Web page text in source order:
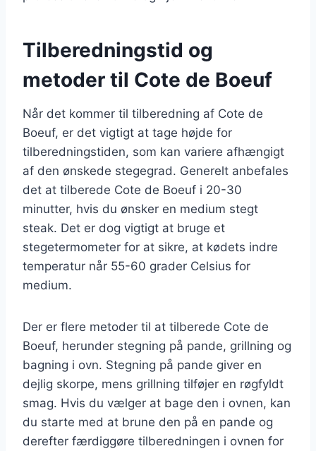
Tilberedningstid og
metoder til Cote de Boeuf
Når det kommer til tilberedning af Cote de
Boeuf, er det vigtigt at tage højde for
tilberedningstiden, som kan variere afhængigt
af den ønskede stegegrad. Generelt anbefales
det at tilberede Cote de Boeuf i 20-30
minutter, hvis du ønsker en medium stegt
steak. Det er dog vigtigt at bruge et
stegetermometer for at sikre, at kødets indre
temperatur når 55-60 grader Celsius for
medium.
Der er flere metoder til at tilberede Cote de
Boeuf, herunder stegning på pande, grillning og
bagning i ovn. Stegning på pande giver en
dejlig skorpe, mens grillning tilføjer en røgfyldt
smag. Hvis du vælger at bage den i ovnen, kan
du starte med at brune den på en pande og
derefter færdiggøre tilberedningen i ovnen for